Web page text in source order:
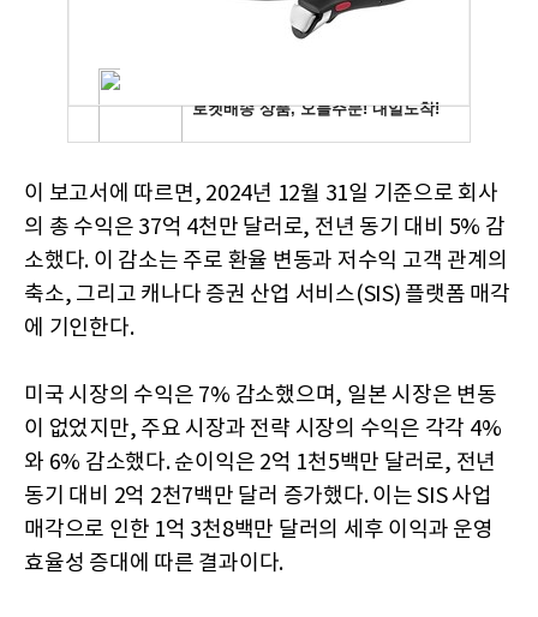
이 보고서에 따르면, 2024년 12월 31일 기준으로 회사
의 총 수익은 37억 4천만 달러로, 전년 동기 대비 5% 감
소했다. 이 감소는 주로 환율 변동과 저수익 고객 관계의
축소, 그리고 캐나다 증권 산업 서비스(SIS) 플랫폼 매각
에 기인한다.
미국 시장의 수익은 7% 감소했으며, 일본 시장은 변동
이 없었지만, 주요 시장과 전략 시장의 수익은 각각 4%
와 6% 감소했다. 순이익은 2억 1천5백만 달러로, 전년
동기 대비 2억 2천7백만 달러 증가했다. 이는 SIS 사업
매각으로 인한 1억 3천8백만 달러의 세후 이익과 운영
효율성 증대에 따른 결과이다.